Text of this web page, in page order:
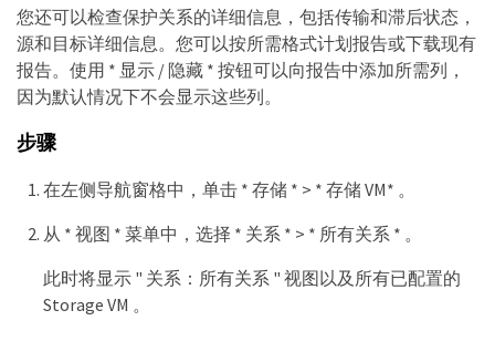
您还可以检查保护关系的详细信息，包括传输和滞后状态，
源和目标详细信息。您可以按所需格式计划报告或下载现有
报告。使用 * 显示 / 隐藏 * 按钮可以向报告中添加所需列，
因为默认情况下不会显示这些列。
步骤
在左侧导航窗格中，单击 * 存储 * > * 存储 VM* 。
从 * 视图 * 菜单中，选择 * 关系 * > * 所有关系 * 。
此时将显示 " 关系：所有关系 " 视图以及所有已配置的
Storage VM 。